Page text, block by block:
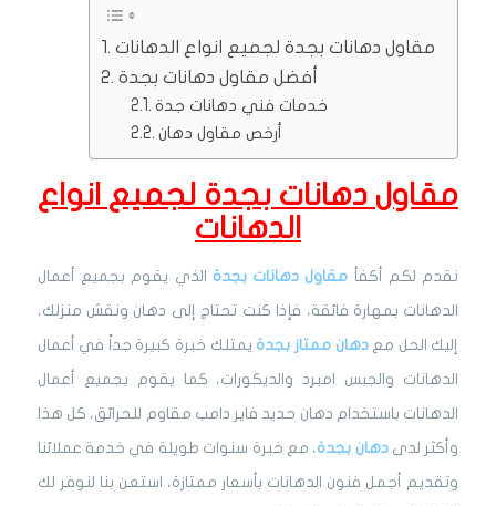
مقاول دهانات بجدة لجميع انواع الدهانات
أفضل مقاول دهانات بجدة
خدمات فني دهانات جدة
أرخص مقاول دهان
مقاول دهانات بجدة لجميع انواع
الدهانات
نقدم لكم أكفأ مقاول دهانات بجدة الذي يقوم بجميع أعمال
الدهانات بمهارة فائقة، فإذا كنت تحتاج إلى دهان ونقش منزلك،
إليك الحل معدهان ممتاز بجدة يمتلك خبرة كبيرة جداً في أعمال
الدهانات والجبس امبرد والديكورات، كما يقوم بجميع أعمال
الدهانات باستخدام دهان حديد فاير دامب مقاوم للحرائق، كل هذا
وأكثر لدىدهان بجدة، مع خبرة سنوات طويلة في خدمة عملائنا
وتقديم أجمل فنون الدهانات بأسعار ممتازة، استعن بنا لنوفر لك